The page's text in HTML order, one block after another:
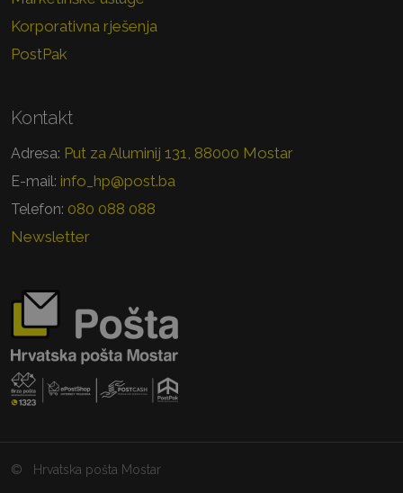
Korporativna rješenja
PostPak
Kontakt
Adresa: Put za Aluminij 131, 88000 Mostar
E-mail: info_hp@post.ba
Telefon: 080 088 088
Newsletter
© Hrvatska pošta Mostar